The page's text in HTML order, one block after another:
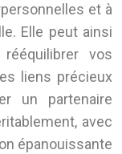
et à
Elle peut ainsi
vos
liens précieux
un partenaire
avec
épanouissante